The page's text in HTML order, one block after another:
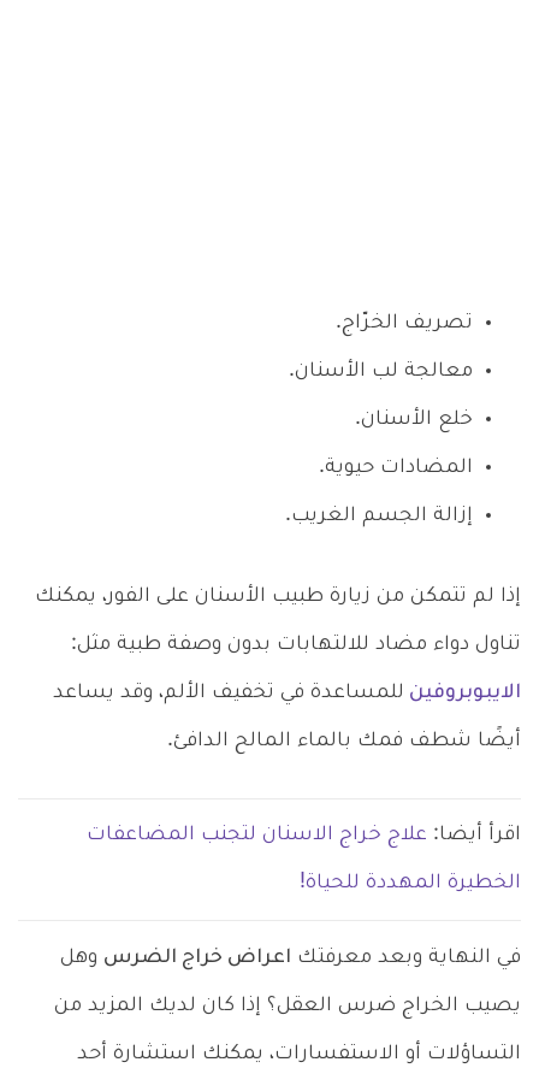
تصريف الخرّاج.
معالجة لب الأسنان.
خلع الأسنان.
المضادات حيوية.
إزالة الجسم الغريب.
إذا لم تتمكن من زيارة طبيب الأسنان على الفور، يمكنك
تناول دواء مضاد للالتهابات بدون وصفة طبية مثل:
الايبوبروفين للمساعدة في تخفيف الألم، وقد يساعد
أيضًا شطف فمك بالماء المالح الدافئ.
اقرأ أيضا: علاج خراج الاسنان لتجنب المضاعفات
الخطيرة المهددة للحياة!
في النهاية وبعد معرفتك اعراض خراج الضرس وهل
يصيب الخراج ضرس العقل؟ إذا كان لديك المزيد من
التساؤلات أو الاستفسارات، يمكنك استشارة أحد